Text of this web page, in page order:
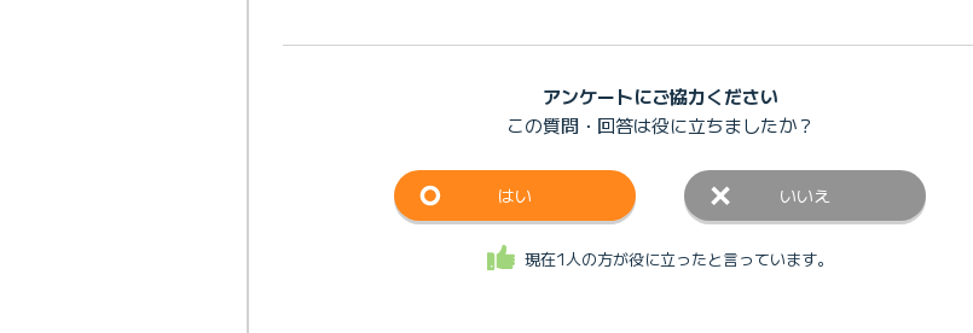
アンケートにご協力ください
この質問・回答は役に立ちましたか？
はい いいえ
現在1人の方が役に立ったと言っています。